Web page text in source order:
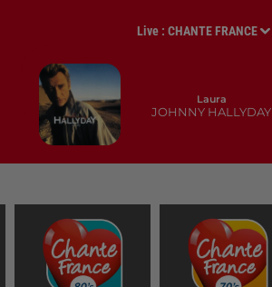
Live :CHANTE FRANCE
Laura
JOHNNY HALLYDAY